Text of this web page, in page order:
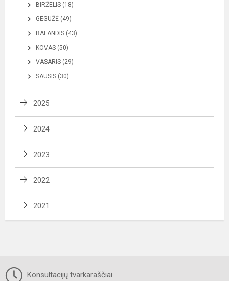
BIRŽELIS (18)
GEGUŽĖ (49)
BALANDIS (43)
KOVAS (50)
VASARIS (29)
SAUSIS (30)
2025
2024
2023
2022
2021
Konsultacijų tvarkaraščiai